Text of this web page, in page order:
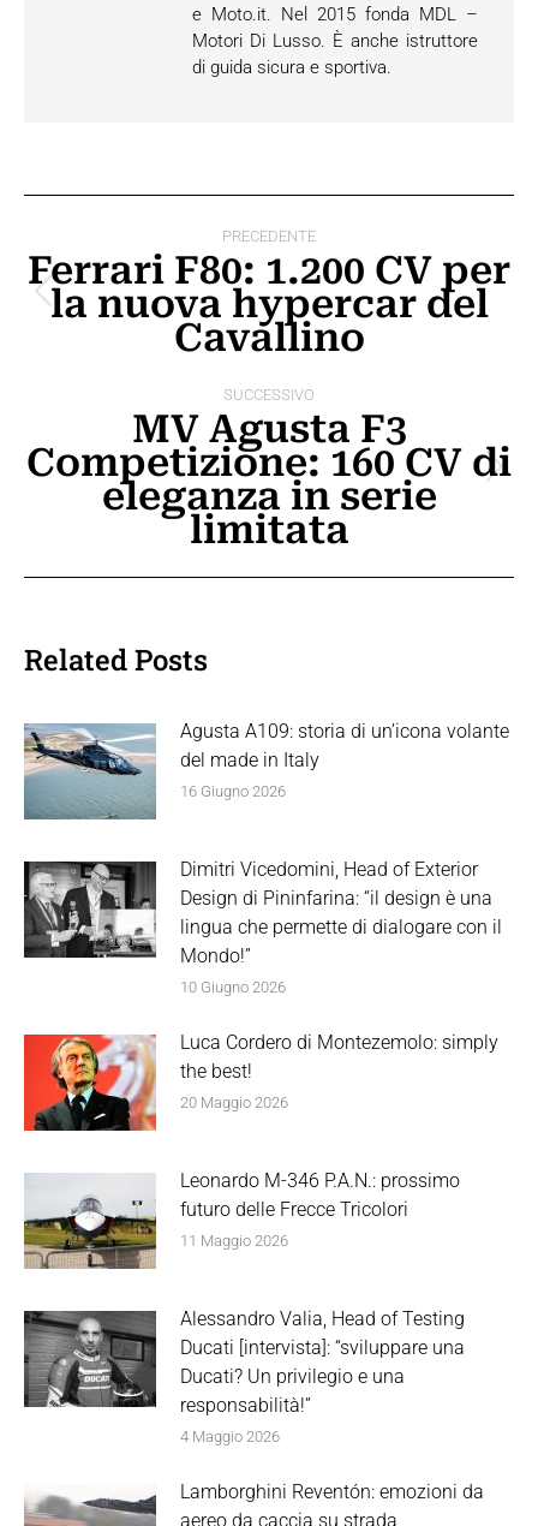
e Moto.it. Nel 2015 fonda MDL –
Motori Di Lusso. È anche istruttore
di guida sicura e sportiva.
tra
PRECEDENTE
Post
precedente:
Ferrari F80: 1.200 CV per
la nuova hypercar del
Cavallino
SUCCESSIVO
Prossimo
post:
MV Agusta F3
Competizione: 160 CV di
eleganza in serie
limitata
Related Posts
Agusta A109: storia di un’icona volante
del made in Italy
16 Giugno 2026
Dimitri Vicedomini, Head of Exterior
Design di Pininfarina: “il design è una
lingua che permette di dialogare con il
Mondo!”
10 Giugno 2026
Luca Cordero di Montezemolo: simply
the best!
20 Maggio 2026
Leonardo M-346 P.A.N.: prossimo
futuro delle Frecce Tricolori
11 Maggio 2026
Alessandro Valia, Head of Testing
Ducati [intervista]: “sviluppare una
Ducati? Un privilegio e una
responsabilità!”
4 Maggio 2026
Lamborghini Reventón: emozioni da
aereo da caccia su strada